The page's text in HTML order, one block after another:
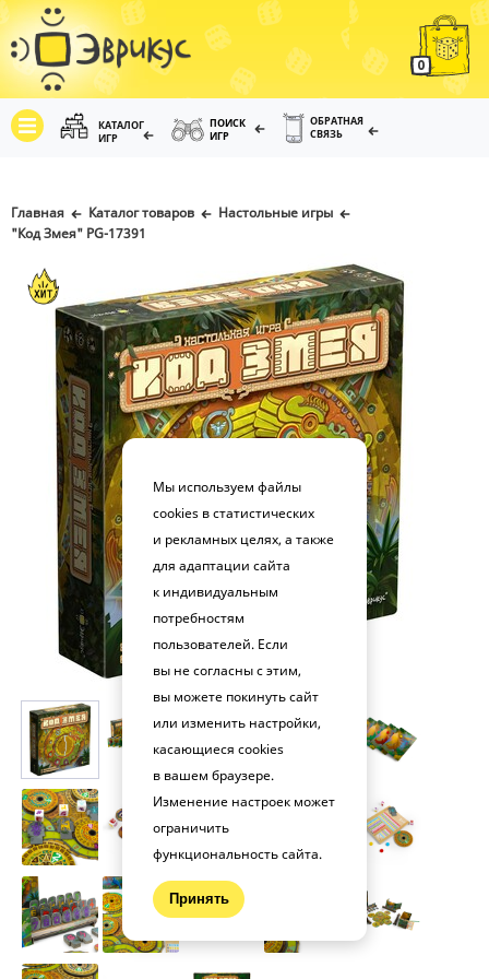
0
КАТАЛОГ
ИГР
ПОИСК
ИГР
ОБРАТНАЯ
СВЯЗЬ
Главная Каталог товаров
Настольные игры
"Код Змея" PG-17391
Мы используем файлы
cookies в статистических
и рекламных целях, а также
для адаптации сайта
к индивидуальным
потребностям
пользователей. Если
вы не согласны с этим,
вы можете покинуть сайт
или изменить настройки,
касающиеся cookies
в вашем браузере.
Изменение настроек может
ограничить
функциональность сайта.
Принять